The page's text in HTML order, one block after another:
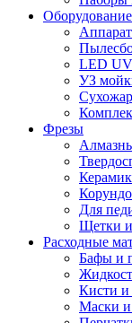
Оборудование
LED
УЗ
Фрезы
Для
Щетки и
Расходные
Бафы и
Кисти и
Маски